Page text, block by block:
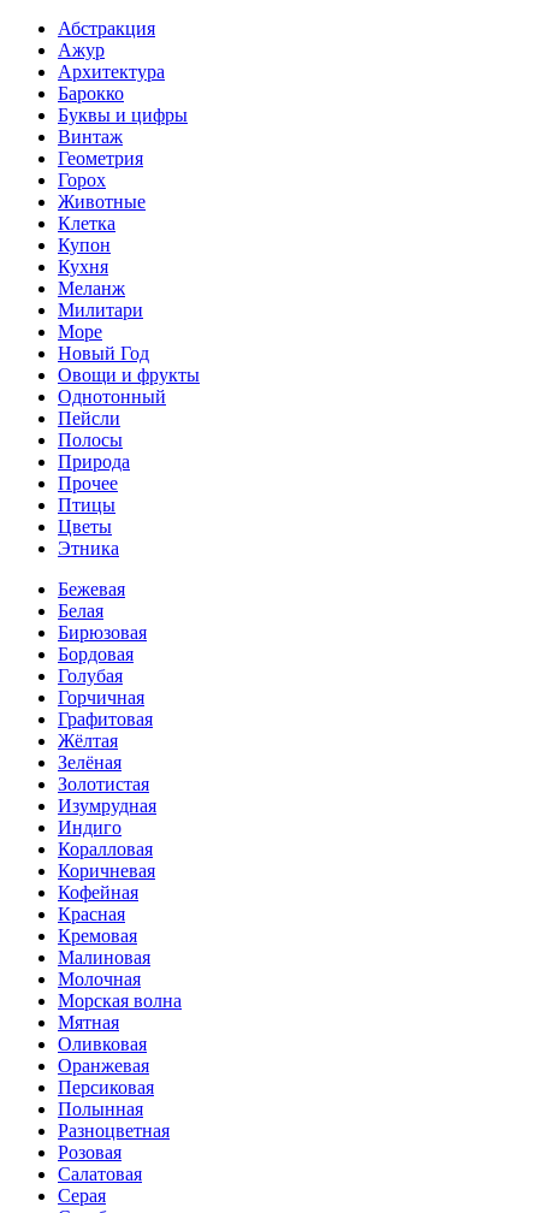
Абстракция
Ажур
Архитектура
Барокко
Буквы и цифры
Винтаж
Геометрия
Горох
Животные
Клетка
Купон
Кухня
Меланж
Милитари
Море
Новый Год
Овощи и фрукты
Однотонный
Пейсли
Полосы
Природа
Прочее
Птицы
Цветы
Этника
Бежевая
Белая
Бирюзовая
Бордовая
Голубая
Горчичная
Графитовая
Жёлтая
Зелёная
Золотистая
Изумрудная
Индиго
Коралловая
Коричневая
Кофейная
Красная
Кремовая
Малиновая
Молочная
Морская волна
Мятная
Оливковая
Оранжевая
Персиковая
Полынная
Разноцветная
Розовая
Салатовая
Серая